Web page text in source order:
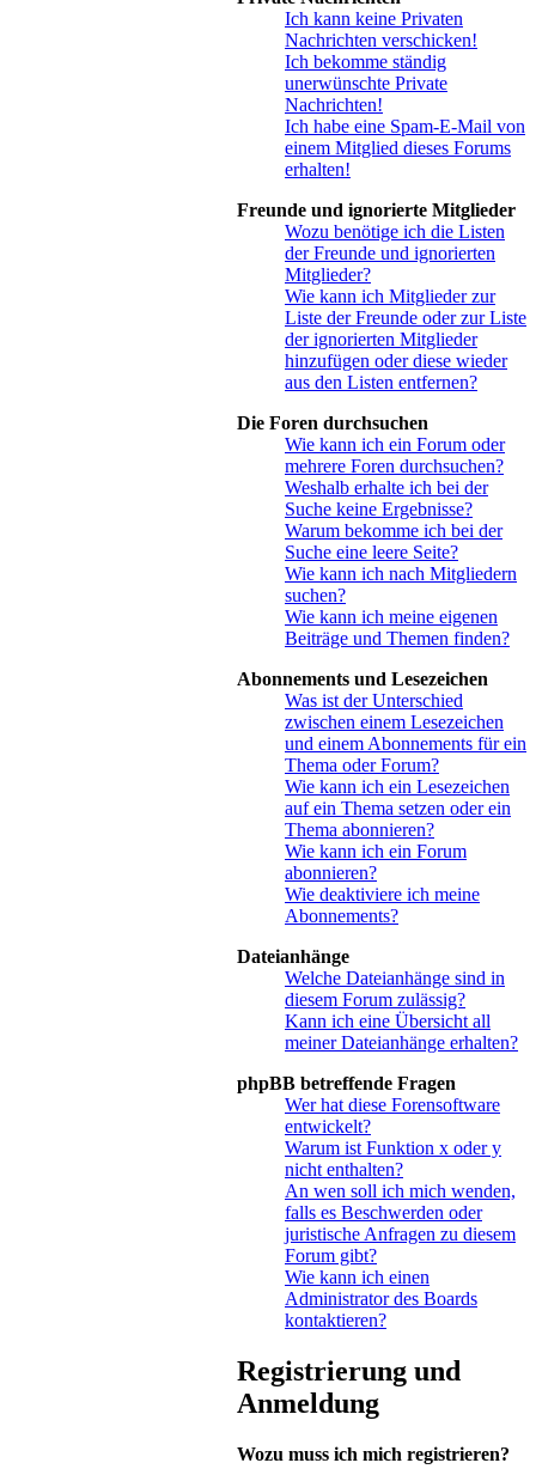
Ich kann keine Privaten
Nachrichten verschicken!
Ich bekomme ständig
unerwünschte Private
Nachrichten!
Ich habe eine Spam-E-Mail von
einem Mitglied dieses Forums
erhalten!
Freunde und ignorierte Mitglieder
Wozu benötige ich die Listen
der Freunde und ignorierten
Mitglieder?
Wie kann ich Mitglieder zur
Liste der Freunde oder zur Liste
der ignorierten Mitglieder
hinzufügen oder diese wieder
aus den Listen entfernen?
Die Foren durchsuchen
Wie kann ich ein Forum oder
mehrere Foren durchsuchen?
Weshalb erhalte ich bei der
Suche keine Ergebnisse?
Warum bekomme ich bei der
Suche eine leere Seite?
Wie kann ich nach Mitgliedern
suchen?
Wie kann ich meine eigenen
Beiträge und Themen finden?
Abonnements und Lesezeichen
Was ist der Unterschied
zwischen einem Lesezeichen
und einem Abonnements für ein
Thema oder Forum?
Wie kann ich ein Lesezeichen
auf ein Thema setzen oder ein
Thema abonnieren?
Wie kann ich ein Forum
abonnieren?
Wie deaktiviere ich meine
Abonnements?
Dateianhänge
Welche Dateianhänge sind in
diesem Forum zulässig?
Kann ich eine Übersicht all
meiner Dateianhänge erhalten?
phpBB betreffende Fragen
Wer hat diese Forensoftware
entwickelt?
Warum ist Funktion x oder y
nicht enthalten?
An wen soll ich mich wenden,
falls es Beschwerden oder
juristische Anfragen zu diesem
Forum gibt?
Wie kann ich einen
Administrator des Boards
kontaktieren?
Registrierung und
Anmeldung
Wozu muss ich mich registrieren?